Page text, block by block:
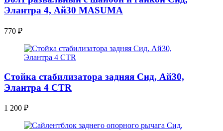
Элантра 4, Ай30 MASUMA
770 ₽
Стойка стабилизатора задняя Сид, Ай30,
Элантра 4 CTR
1 200 ₽